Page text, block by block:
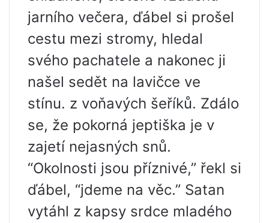
jarního večera, ďábel si prošel
cestu mezi stromy, hledal
svého pachatele a nakonec ji
našel sedět na lavičce ve
stínu. z voňavých šeříků. Zdálo
se, že pokorná jeptiška je v
zajetí nejasných snů.
“Okolnosti jsou příznivé,” řekl si
ďábel, “jdeme na věc.” Satan
vytáhl z kapsy srdce mladého